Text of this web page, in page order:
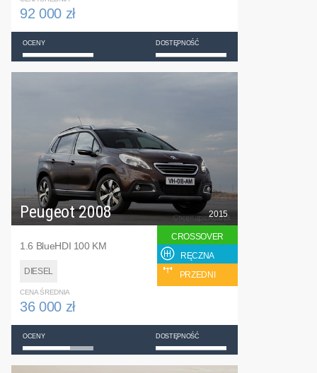
92 000 zł
OCENY DOSTĘPNOŚĆ
Peugeot 2008
1.6 BlueHDI 100 KM
DIESEL
2015
CROSSOVER
RĘCZNA
PRZEDNI
CENA ŚREDNIA
36 000 zł
OCENY DOSTĘPNOŚĆ